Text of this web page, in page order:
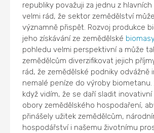
republiky považuji za jednu z
velmi rád, že sektor zemědělství
významně přispět. Rozvoj produkce
jeho získávání ze zemědělské
pohledu velmi perspektivní a může
zemědělcům diverzifikovat jejich
rád, že zemědělské podniky odvážně
nemalé peníze do výroby biometanu.
když vidím, že se daří sladit
obory zemědělského hospodaření,
přinášely užitek zemědělcům,
hospodářství i našemu životnímu